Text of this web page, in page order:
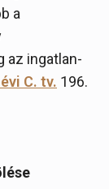
a
az ingatlan-
C. tv. 196.